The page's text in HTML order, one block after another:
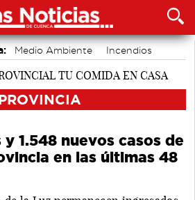
Medio Ambiente Incendios
1.548 nuevos casos de
en las últimas 48